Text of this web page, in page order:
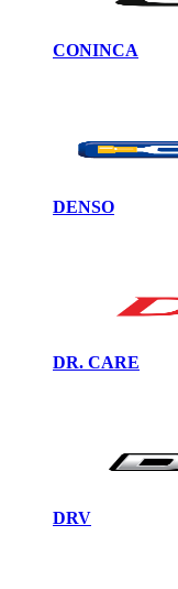
CONINCA
DENSO
DR. CARE
DRV